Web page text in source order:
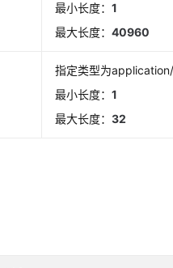
最小长度：1
最大长度：40960
指定类型为application/
最小长度：1
最大长度：32